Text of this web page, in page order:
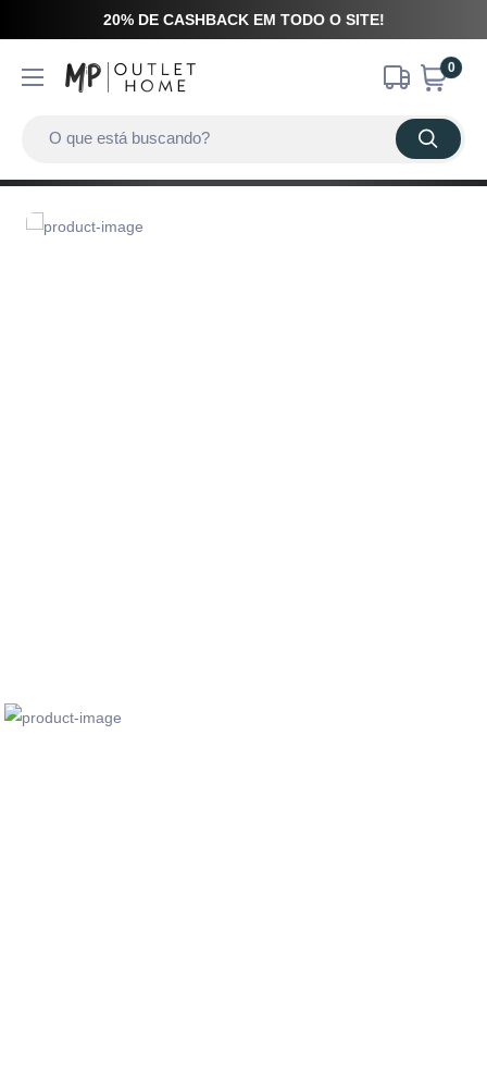
20% DE CASHBACK EM TODO O SITE!
0